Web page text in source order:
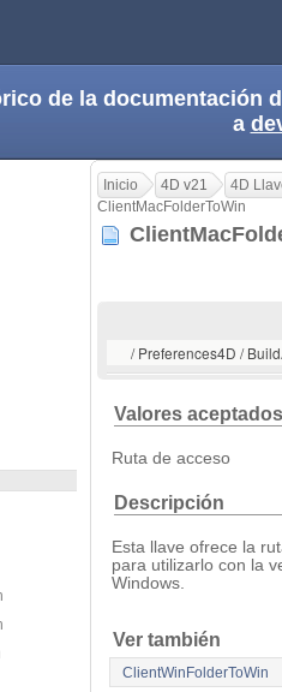
de la documentación
a
Inicio 4D v21
4D
ClientMacFolderToWin
/ Preferences4D /
Valores
Ruta de acceso
Descripción
Esta llave ofrece la
para utilizarlo con la
Windows.
Ver también
ClientWinFolderToWin